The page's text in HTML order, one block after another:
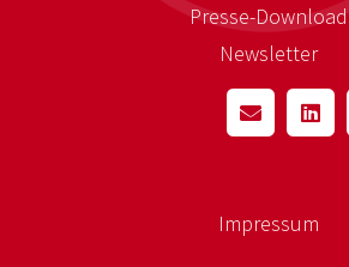
Presse-Download
Newsletter
Impressum